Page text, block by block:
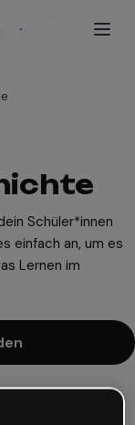
Schüler*innen
einfach an, um es
Lernen im